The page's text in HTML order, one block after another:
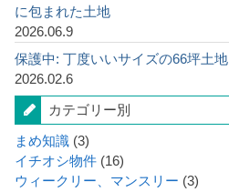
に包まれた土地
2026.06.9
保護中: 丁度いいサイズの66坪土地
2026.02.6
カテゴリー別
まめ知識 (3)
イチオシ物件 (16)
ウィークリー、マンスリー (3)